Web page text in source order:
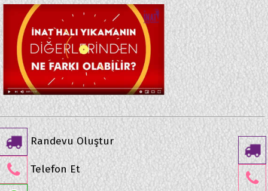
Randevu Oluştur
Telefon Et